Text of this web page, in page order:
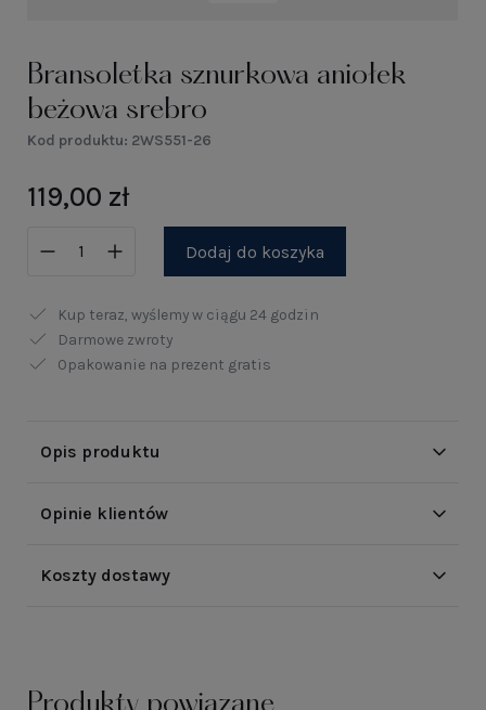
Bransoletka sznurkowa aniołek
beżowa srebro
Kod produktu: 2WS551-26
119,00 zł
Dodaj do koszyka
Kup teraz, wyślemy w ciągu 24 godzin
Darmowe zwroty
Opakowanie na prezent gratis
Opis produktu
Opinie klientów
Koszty dostawy